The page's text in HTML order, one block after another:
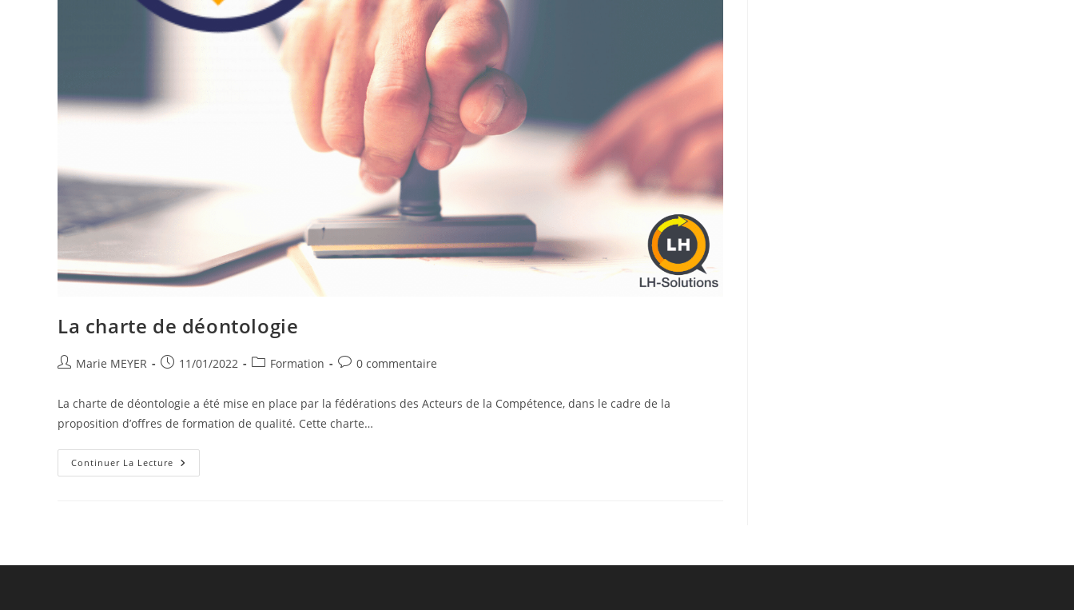
La charte de déontologie
Marie MEYER 11/01/2022 Formation 0 commentaire
La charte de déontologie a été mise en place par la fédérations des Acteurs de la Compétence, dans le cadre de la
proposition d’offres de formation de qualité. Cette charte…
Continuer La Lecture